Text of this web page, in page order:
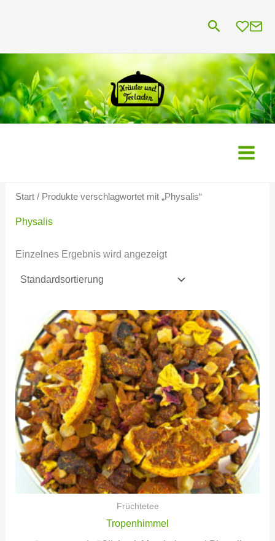
Suchen
Start/ Produkte verschlagwortet mit „Physalis“
Physalis
Einzelnes Ergebnis wird angezeigt
Früchtetee
Tropenhimmel